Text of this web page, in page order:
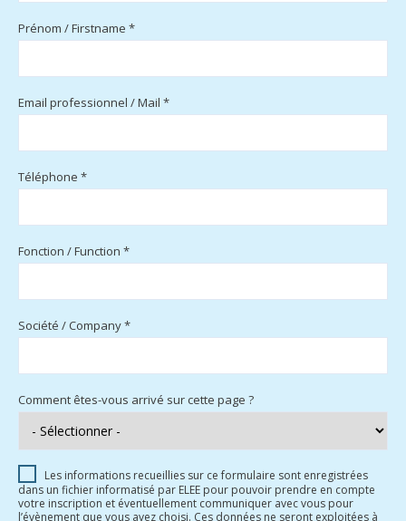
Prénom / Firstname *
Email professionnel / Mail *
Téléphone *
Fonction / Function *
Société / Company *
Comment êtes-vous arrivé sur cette page ?
Les informations recueillies sur ce formulaire sont enregistrées
dans un fichier informatisé par ELEE pour pouvoir prendre en compte
votre inscription et éventuellement communiquer avec vous pour
l’évènement que vous avez choisi. Ces données ne seront exploitées à